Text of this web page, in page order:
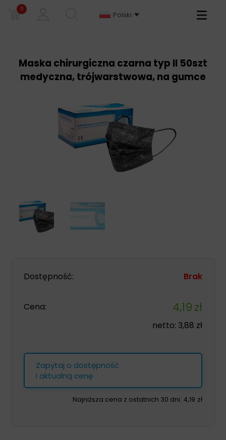
0
Polski
Primary
Maska chirurgiczna czarna typ II 50szt
medyczna, trójwarstwowa, na gumce
Dostępność: Brak
Cena: 4,19zł
netto: 3,88 zł
Zapytaj o dostępność
i aktualną cenę
Najniższa cena z ostatnich 30 dni: 4,19 zł